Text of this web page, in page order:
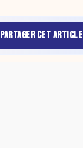
PARTAGER CET ARTICLE